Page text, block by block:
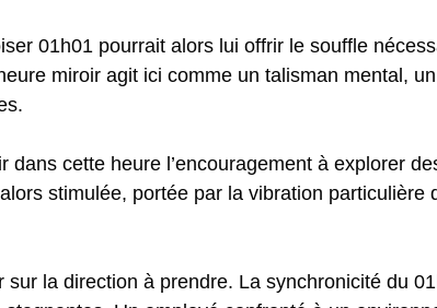
01h01 pourrait alors lui offrir le souffle
miroir agit ici comme un talisman mental,
cette heure l’encouragement à explorer
stimulée, portée par la vibration particulière
la direction à prendre. La synchronicité du